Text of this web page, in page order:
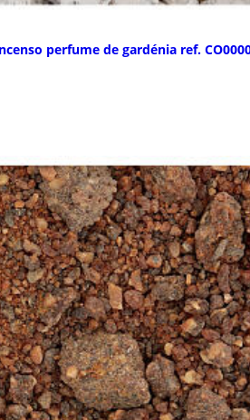
perfume de gardénia ref.